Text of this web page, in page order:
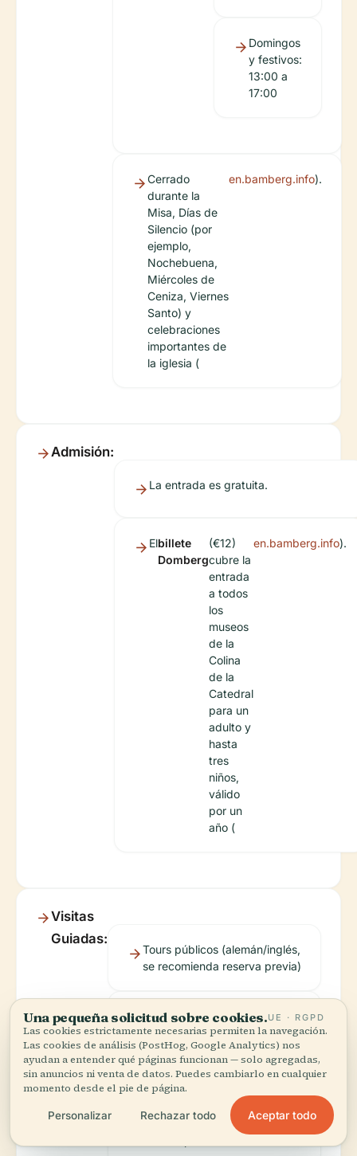
Domingos
y festivos:
13:00 a
17:00
Cerrado
durante la
Misa, Días de
Silencio (por
ejemplo,
Nochebuena,
Miércoles de
Ceniza, Viernes
Santo) y
celebraciones
importantes de
la iglesia (
en.bamberg.info).
Admisión:
La entrada es gratuita.
Elbillete
Domberg
(€12)
cubre la
entrada
a todos
los
museos
de la
Colina
de la
Catedral
para un
adulto y
hasta
tres
niños,
válido
por un
año (
en.bamberg.info).
Visitas
Guiadas:
Tours públicos (alemán/inglés,
se recomienda reserva previa)
Máximo 20 personas por guía
Reservar a
través del
en.bamberg.info).
Una pequeña solicitud sobre cookies.UE · RGPD
Las cookies estrictamente necesarias permiten la navegación.
Las cookies de análisis (PostHog, Google Analytics) nos
ayudan a entender qué páginas funcionan — solo agregadas,
sin anuncios ni venta de datos. Puedes cambiarlo en cualquier
momento desde el pie de página.
Personalizar Rechazar todo Aceptar todo